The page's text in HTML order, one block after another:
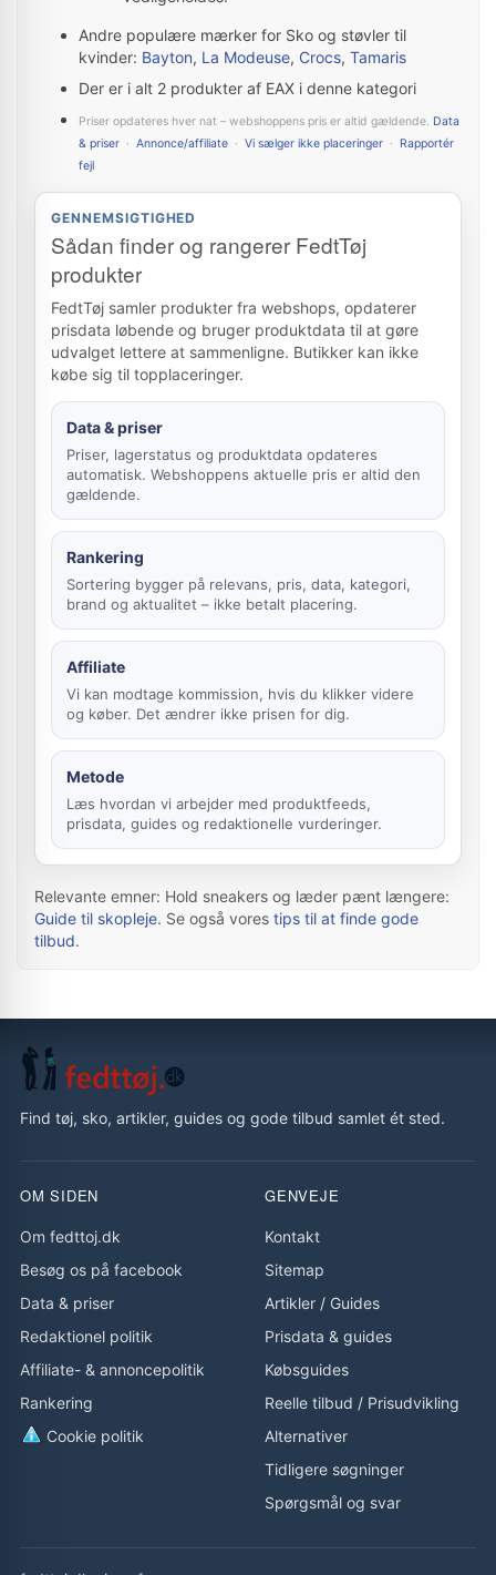
Andre populære mærker for Sko og støvler til
kvinder: Bayton, La Modeuse, Crocs, Tamaris
Der er i alt 2 produkter af EAX i denne kategori
Priser opdateres hver nat – webshoppens pris er altid gældende. Data
& priser · Annonce/affiliate · Vi sælger ikke placeringer · Rapportér
fejl
GENNEMSIGTIGHED
Sådan finder og rangerer FedtTøj
produkter
FedtTøj samler produkter fra webshops, opdaterer
prisdata løbende og bruger produktdata til at gøre
udvalget lettere at sammenligne. Butikker kan ikke
købe sig til topplaceringer.
Data & priser
Priser, lagerstatus og produktdata opdateres
automatisk. Webshoppens aktuelle pris er altid den
gældende.
Rankering
Sortering bygger på relevans, pris, data, kategori,
brand og aktualitet – ikke betalt placering.
Affiliate
Vi kan modtage kommission, hvis du klikker videre
og køber. Det ændrer ikke prisen for dig.
Metode
Læs hvordan vi arbejder med produktfeeds,
prisdata, guides og redaktionelle vurderinger.
Relevante emner: Hold sneakers og læder pænt længere:
Guide til skopleje. Se også vores tips til at finde gode
tilbud.
Find tøj, sko, artikler, guides og gode tilbud samlet ét sted.
OM SIDEN
Om fedttoj.dk
Besøg os på facebook
Data & priser
Redaktionel politik
Affiliate- & annoncepolitik
Rankering
Cookie politik
GENVEJE
Kontakt
Sitemap
Artikler / Guides
Prisdata & guides
Købsguides
Reelle tilbud / Prisudvikling
Alternativer
Tidligere søgninger
Spørgsmål og svar